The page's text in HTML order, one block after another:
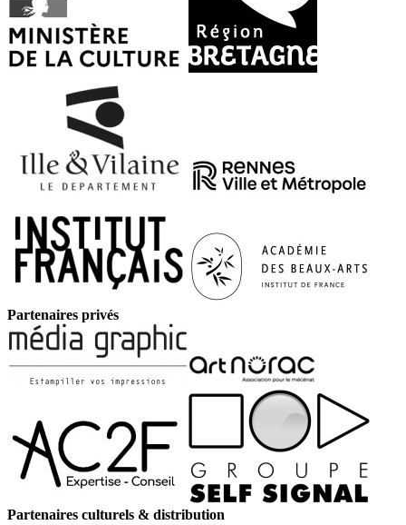
Partenaires privés
Partenaires culturels & distribution